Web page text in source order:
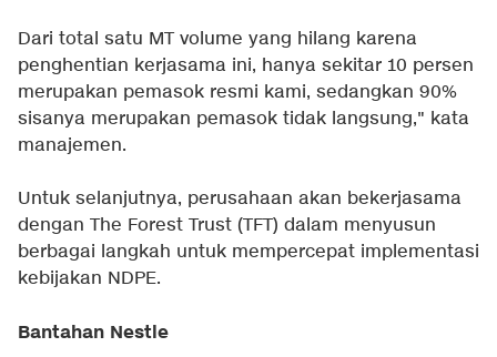
Dari total satu MT volume yang hilang karena
penghentian kerjasama ini, hanya sekitar 10 persen
merupakan pemasok resmi kami, sedangkan 90%
sisanya merupakan pemasok tidak langsung," kata
manajemen.
Untuk selanjutnya, perusahaan akan bekerjasama
dengan The Forest Trust (TFT) dalam menyusun
berbagai langkah untuk mempercepat implementasi
kebijakan NDPE.
Bantahan Nestle